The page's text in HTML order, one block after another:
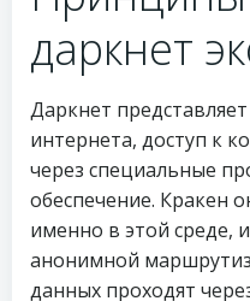
даркнет
Даркнет
интернета, доступ к
через специальные
обеспечение. Кракен
именно в этой среде,
анонимной
данных проходят